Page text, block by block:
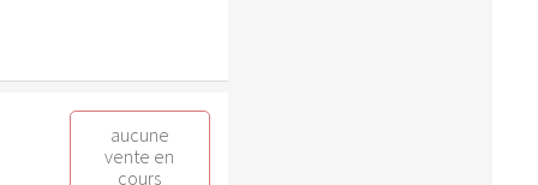
aucune
vente en
cours